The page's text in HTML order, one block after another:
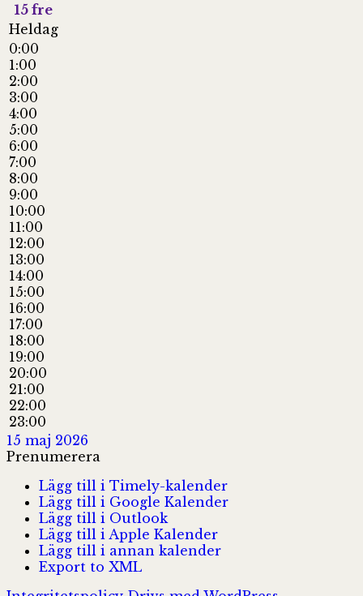
15 fre
Heldag
0:00
1:00
2:00
3:00
4:00
5:00
6:00
7:00
8:00
9:00
10:00
11:00
12:00
13:00
14:00
15:00
16:00
17:00
18:00
19:00
20:00
21:00
22:00
23:00
15 maj 2026
Prenumerera
Lägg till i Timely-kalender
Lägg till i Google Kalender
Lägg till i Outlook
Lägg till i Apple Kalender
Lägg till i annan kalender
Export to XML